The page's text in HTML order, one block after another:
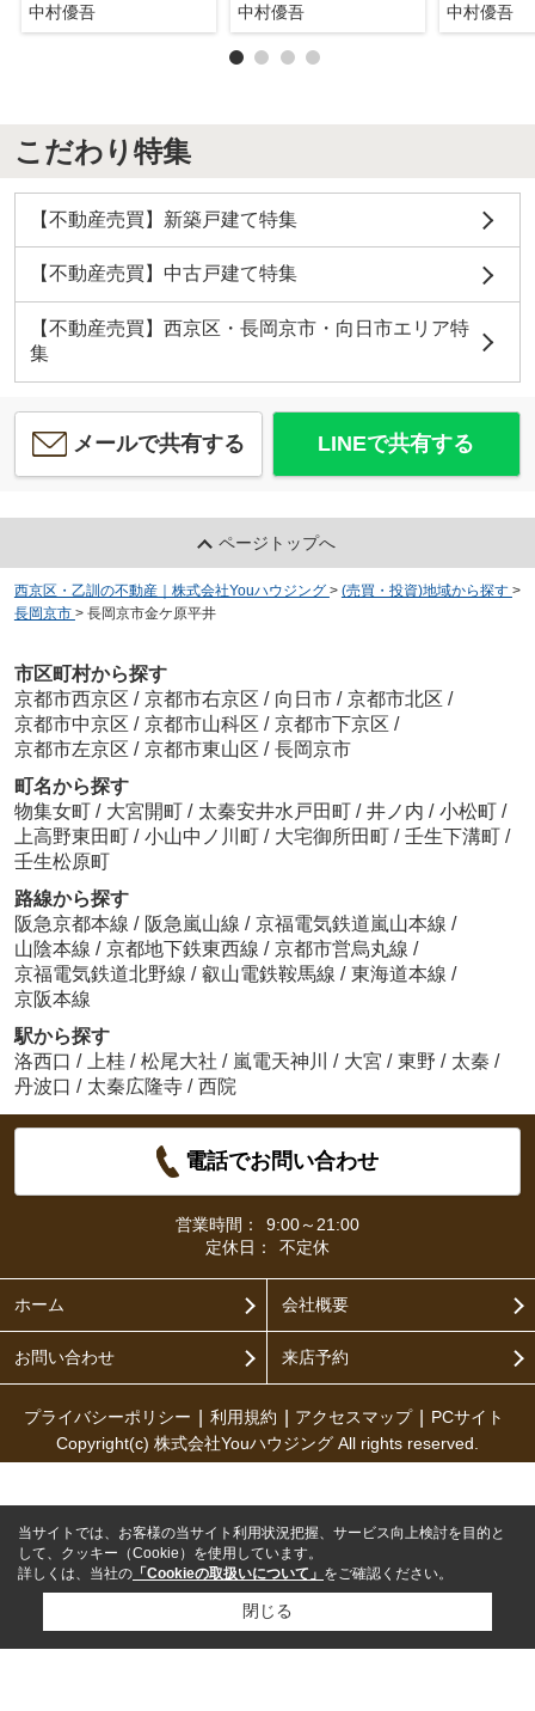
中村優吾 中村優吾 中村優吾
こだわり特集
【不動産売買】新築戸建て特集
【不動産売買】中古戸建て特集
【不動産売買】西京区・長岡京市・向日市エリア特
集
メールで共有する LINEで共有する
ページトップへ
西京区・乙訓の不動産｜株式会社Youハウジング > (売買・投資)地域から探す >
長岡京市 > 長岡京市金ケ原平井
市区町村から探す
京都市西京区 / 京都市右京区 / 向日市 / 京都市北区 /
京都市中京区 / 京都市山科区 / 京都市下京区 /
京都市左京区 / 京都市東山区 / 長岡京市
町名から探す
物集女町 / 大宮開町 / 太秦安井水戸田町 / 井ノ内 / 小松町 /
上高野東田町 / 小山中ノ川町 / 大宅御所田町 / 壬生下溝町 /
壬生松原町
路線から探す
阪急京都本線 / 阪急嵐山線 / 京福電気鉄道嵐山本線 /
山陰本線 / 京都地下鉄東西線 / 京都市営烏丸線 /
京福電気鉄道北野線 / 叡山電鉄鞍馬線 / 東海道本線 /
京阪本線
駅から探す
洛西口 / 上桂 / 松尾大社 / 嵐電天神川 / 大宮 / 東野 / 太秦 /
丹波口 / 太秦広隆寺 / 西院
電話でお問い合わせ
営業時間：
9:00～21:00
定休日：
不定休
ホーム 会社概要
お問い合わせ 来店予約
プライバシーポリシー 利用規約 アクセスマップ
PCサイト
Copyright(c) 株式会社Youハウジング All rights reserved.
当サイトでは、お客様の当サイト利用状況把握、サービス向上検討を目的と
して、クッキー（Cookie）を使用しています。
詳しくは、当社の 「Cookieの取扱いについて」 をご確認ください。
閉じる